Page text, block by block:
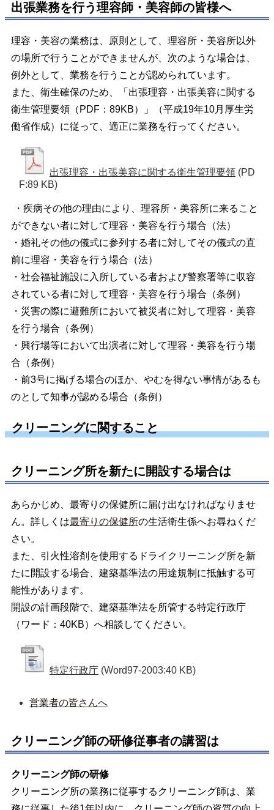
出張業務を行う理容師・美容師の皆様へ
理容・美容の業務は、原則として、理容所・美容所以外
の場所で行うことができませんが、次のような場合は、
例外として、業務を行うことが認められています。
また、衛生確保のため、「出張理容・出張美容に関する
衛生管理要領（PDF：89KB）」（平成19年10月厚生労
働省作成）に従って、適正に業務を行ってください。
出張理容・出張美容に関する衛生管理要領 (PD
F:89 KB)
・疾病その他の理由により、理容所・美容所に来ること
ができない者に対して理容・美容を行う場合（法）
・婚礼その他の儀式に参列する者に対してその儀式の直
前に理容・美容を行う場合（法）
・社会福祉施設に入所している者および警察署等に収容
されている者に対して理容・美容を行う場合（条例）
・災害の際に避難所において被災者に対して理容・美容
を行う場合（条例）
・興行場等において出演者に対して理容・美容を行う場
合（条例）
・前3号に掲げる場合のほか、やむを得ない事情があるも
のとして知事が認める場合（条例）
クリーニングに関すること
クリーニング所を新たに開設する場合は
あらかじめ、最寄りの保健所に届け出なければなりませ
ん。詳しくは最寄りの保健所の生活衛生係へお尋ねくだ
さい。
また、引火性溶剤を使用するドライクリーニング所を新
たに開設する場合、建築基準法の用途規制に抵触する可
能性があります。
開設の計画段階で、建築基準法を所管する特定行政庁
（ワード：40KB）へ相談してください。
特定行政庁 (Word97-2003:40 KB)
営業者の皆さんへ
クリーニング師の研修従事者の講習は
クリーニング師の研修
クリーニング所の業務に従事するクリーニング師は、業